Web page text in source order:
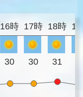
16時 17時 18時
30 30 31